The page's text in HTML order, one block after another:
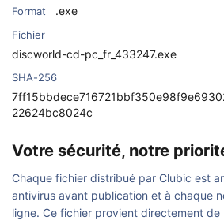
Format .exe
Fichier
discworld-cd-pc_fr_433247.exe
SHA-256
22624bc8024c
Votre sécurité, notre
Chaque fichier distribué par Clubic est
antivirus avant publication et à chaque
ligne. Ce fichier provient directement